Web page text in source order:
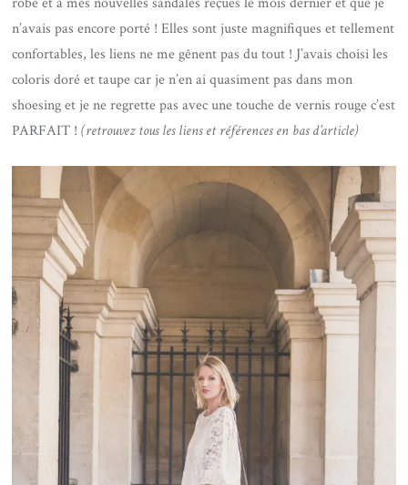
n’avais pas encore porté ! Elles sont juste magnifiques et tellement
confortables, les liens ne me gênent pas du tout ! J’avais choisi les
coloris doré et taupe car je n’en ai quasiment pas dans mon
shoesing et je ne regrette pas avec une touche de vernis rouge c’est
PARFAIT !(retrouvez tous les liens et références en bas d’article)